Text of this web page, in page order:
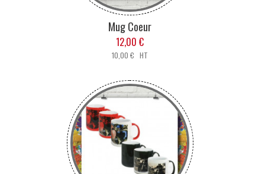
Mug Coeur
12,00 €
10,00 € HT